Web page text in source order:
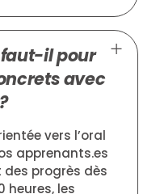
il pour
avec
vers l’oral
apprenants.es
progrès dès
heures, les